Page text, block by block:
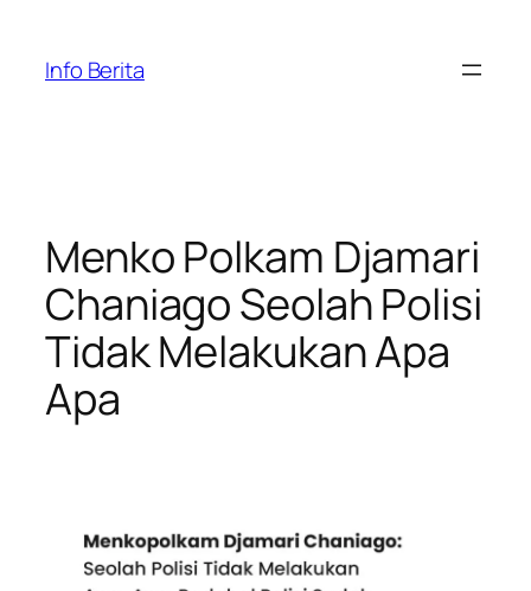
content
Info Berita
Menko Polkam Djamari
Chaniago Seolah Polisi
Tidak Melakukan Apa
Apa